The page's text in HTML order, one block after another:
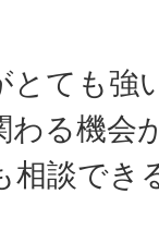
とても強
る機会
相談でき